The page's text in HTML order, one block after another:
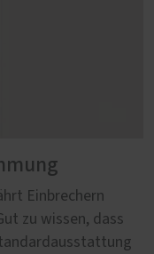
Einbrechern
zu wissen, dass